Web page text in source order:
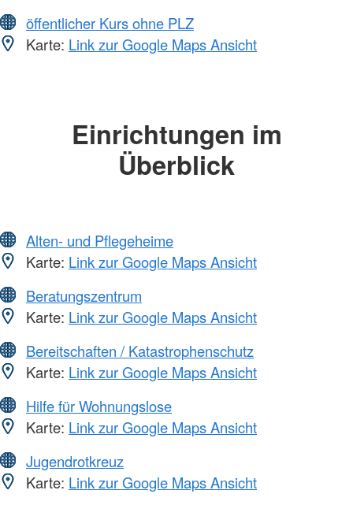
öffentlicher Kurs ohne PLZ
Karte: Link zur Google Maps Ansicht
Einrichtungen im
Überblick
Alten- und Pflegeheime
Karte: Link zur Google Maps Ansicht
Beratungszentrum
Karte: Link zur Google Maps Ansicht
Bereitschaften / Katastrophenschutz
Karte: Link zur Google Maps Ansicht
Hilfe für Wohnungslose
Karte: Link zur Google Maps Ansicht
Jugendrotkreuz
Karte: Link zur Google Maps Ansicht